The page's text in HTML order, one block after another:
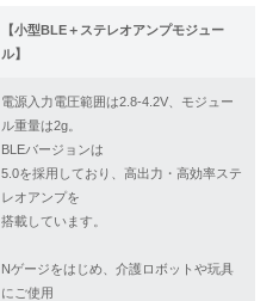
【小型BLE＋ステレオアンプモジュー
ル】
電源入力電圧範囲は2.8-4.2V、モジュー
ル重量は2g。
BLEバージョンは
5.0を採用しており、高出力・高効率ステ
レオアンプを
搭載しています。
Nゲージをはじめ、介護ロボットや玩具
にご使用